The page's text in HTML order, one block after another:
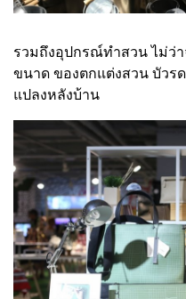
รวมถึงอุปกรณ์ทำสวน ไม่ว่
ขนาด ของตกแต่งสวน บัวร
แปลงหลังบ้าน